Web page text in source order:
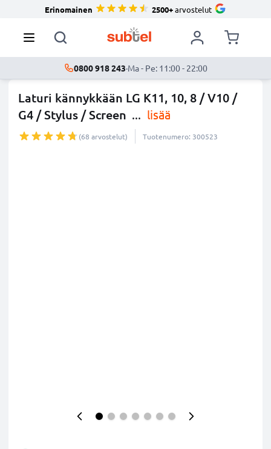
Erinomainen 2500+arvostelut
0800 918 243·Ma - Pe: 11:00 - 22:00
Laturi kännykkään LG K11, 10, 8 / V10 /
G4 / Stylus / Screen ... lisää
(68 arvostelut) Tuotenumero: 300523